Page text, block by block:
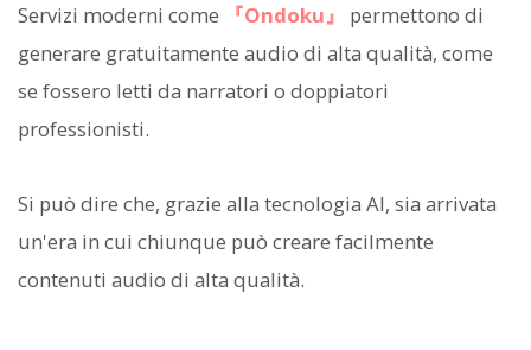
Servizi moderni come 『Ondoku』
permettono di
generare gratuitamente audio di alta qualità, come
se fossero letti da narratori o doppiatori
professionisti.
Si può dire che, grazie alla tecnologia AI, sia arrivata
un'era in cui chiunque può creare facilmente
contenuti audio di alta qualità.